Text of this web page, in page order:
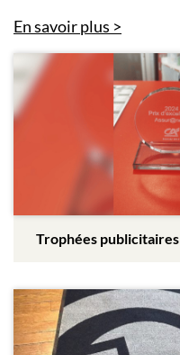
En savoir plus
Trophées publicitaires